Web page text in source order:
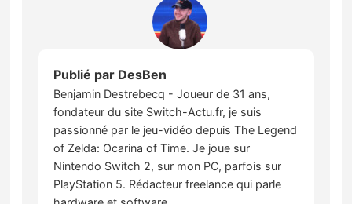
Publié par DesBen
Benjamin Destrebecq - Joueur de 31 ans,
fondateur du site Switch-Actu.fr, je suis
passionné par le jeu-vidéo depuis The Legend
of Zelda: Ocarina of Time. Je joue sur
Nintendo Switch 2, sur mon PC, parfois sur
PlayStation 5. Rédacteur freelance qui parle